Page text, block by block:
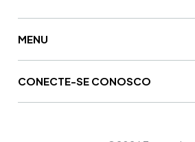
MENU
CONECTE-SE CONOSCO